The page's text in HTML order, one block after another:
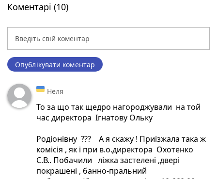
Коментарі (10)
Опублікувати коментар
Неля
То за що так щедро нагороджували на той
час директора Ігнатову Ольку
Родіонівну ??? А я скажу ! Приїзжала така ж
комісія , як і при в.о.директора Охотенко
С.В.. Побачили ліжка застелені ,двері
покрашені , банно-пральний